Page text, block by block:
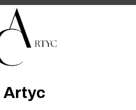
Artyc